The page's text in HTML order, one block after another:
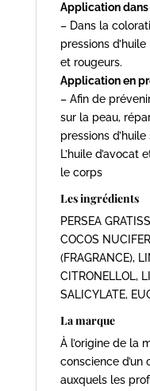
Application
– Dans la
pressions
et rougeurs.
Application en
– Afin de
sur la peau,
pressions
L’huile d’avocat
le corps
Les ingrédients
PERSEA
COCOS
(FRAGRANCE),
CITRONELLOL,
SALICYLATE,
La marque
À l’origine de la
conscience d’un
auxquels les